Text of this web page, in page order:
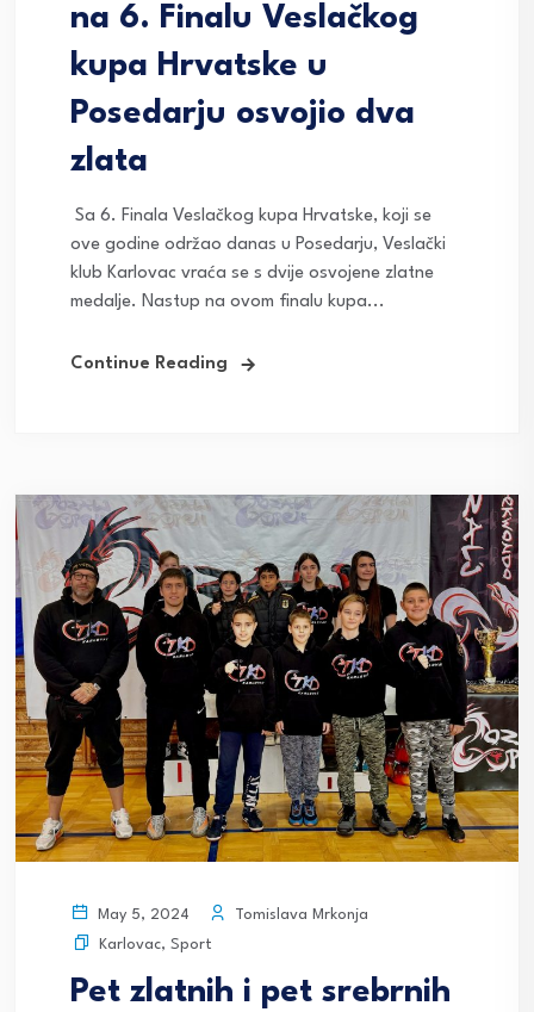
na 6. Finalu Veslačkog
kupa Hrvatske u
Posedarju osvojio dva
zlata
Sa 6. Finala Veslačkog kupa Hrvatske, koji se
ove godine održao danas u Posedarju, Veslački
klub Karlovac vraća se s dvije osvojene zlatne
medalje. Nastup na ovom finalu kupa...
Continue Reading
May 5, 2024
Tomislava Mrkonja
Karlovac, Sport
Pet zlatnih i pet srebrnih